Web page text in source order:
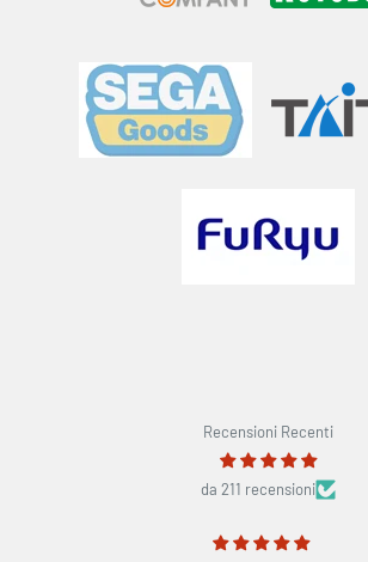
Recensioni Recenti
da 211 recensioni